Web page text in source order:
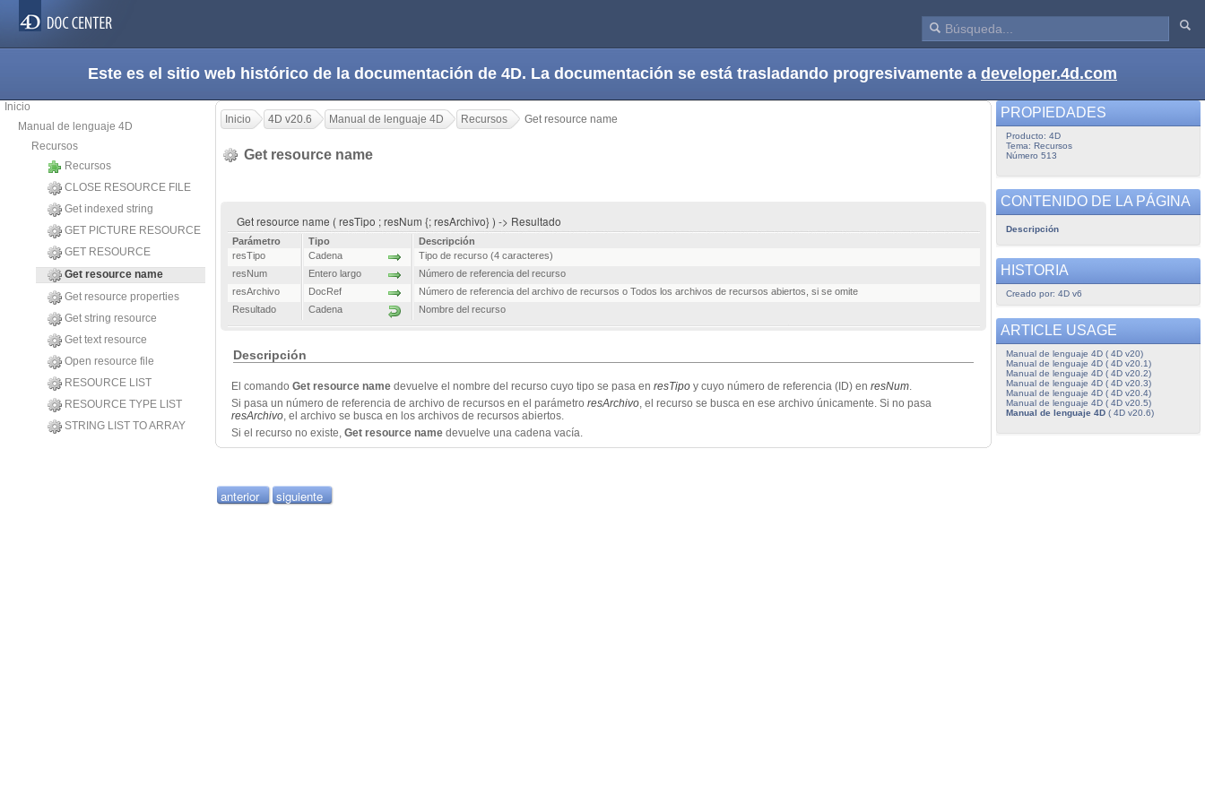
Este es el sitio web histórico de la documentación de 4D. La documentación se está trasladando progresivamente a developer.4d.com
Inicio
Manual de lenguaje 4D
Recursos
Recursos
CLOSE RESOURCE FILE
Get indexed string
GET PICTURE RESOURCE
GET RESOURCE
Get resource name
Get resource properties
Get string resource
Get text resource
Open resource file
RESOURCE LIST
RESOURCE TYPE LIST
STRING LIST TO ARRAY
Inicio 4D v20.6 Manual de lenguaje 4D Recursos Get resource name
Get resource name
Get resource name ( resTipo ; resNum {; resArchivo} ) -> Resultado
Parámetro Tipo
Descripción
resTipo
Cadena
Tipo de recurso (4 caracteres)
resNum
Entero largo
Número de referencia del recurso
resArchivo
DocRef
Número de referencia del archivo de recursos o Todos los archivos de recursos abiertos, si se omite
Resultado
Cadena Nombre del recurso
Descripción
El comando Get resource name devuelve el nombre del recurso cuyo tipo se pasa en resTipo y cuyo número de referencia (ID) en resNum.
Si pasa un número de referencia de archivo de recursos en el parámetro resArchivo, el recurso se busca en ese archivo únicamente. Si no pasa
resArchivo, el archivo se busca en los archivos de recursos abiertos.
Si el recurso no existe, Get resource name devuelve una cadena vacía.
anterior siguiente
PROPIEDADES
Producto: 4D
Tema: Recursos
Número 513
CONTENIDO DE LA PÁGINA
Descripción
HISTORIA
Creado por: 4D v6
ARTICLE USAGE
Manual de lenguaje 4D ( 4D v20)
Manual de lenguaje 4D ( 4D v20.1)
Manual de lenguaje 4D ( 4D v20.2)
Manual de lenguaje 4D ( 4D v20.3)
Manual de lenguaje 4D ( 4D v20.4)
Manual de lenguaje 4D ( 4D v20.5)
Manual de lenguaje 4D( 4D v20.6)